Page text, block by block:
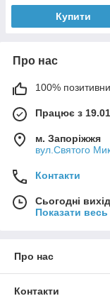
Купити
Про нас
100%
Працює з
м. Запоріжжя
вул.Святого
Контакти
Сьогодні
Показати
Про нас
Контакти